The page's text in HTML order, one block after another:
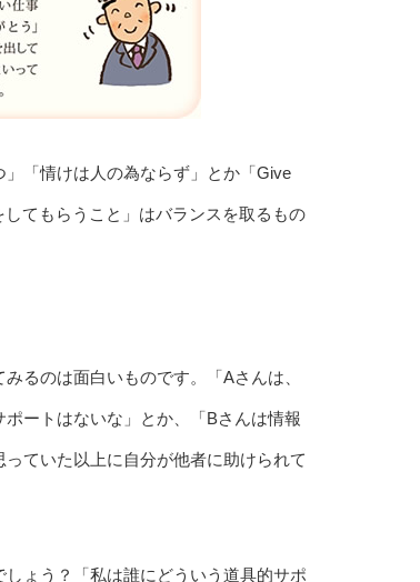
「情けは人の為ならず」とか「Give
てもらうこと」はバランスを取るもの
るのは面白いものです。「Aさんは、
ートはないな」とか、「Bさんは情報
ていた以上に自分が他者に助けられて
ょう？「私は誰にどういう道具的サポ